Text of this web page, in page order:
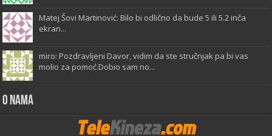
Matej Šovi Martinović: Bilo bi odlično da bude 5 ili 5.2 inča
ekran...
miro: Pozdravljeni Davor, vidim da ste stručnjak pa bi vas
molio za pomoć.Dobio sam no...
O Nama